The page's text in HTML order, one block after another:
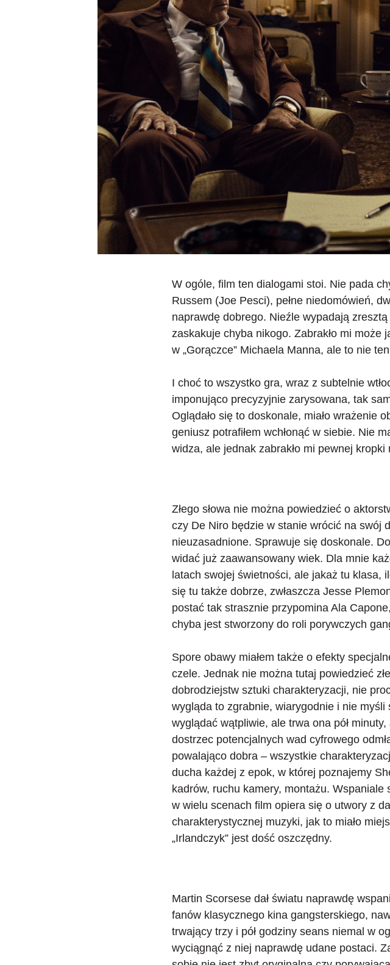
W ogóle, film ten dialogami stoi. Nie pada
Russem (Joe Pesci), pełne niedomówień,
naprawdę dobrego. Nieźle wypadają
zaskakuje chyba nikogo. Zabrakło mi
w „Gorączce” Michaela Manna, ale to nie
I choć to wszystko gra, wraz z subtelnie
imponująco precyzyjnie zarysowana, tak
Oglądało się to doskonale, miało wrażenie
geniusz potrafiłem wchłonąć w siebie. Nie
widza, ale jednak zabrakło mi pewnej kropki
Złego słowa nie można powiedzieć o
czy De Niro będzie w stanie wrócić na swój
nieuzasadnione. Sprawuje się doskonale.
widać już zaawansowany wiek. Dla mnie
latach swojej świetności, ale jakaż tu klasa,
się tu także dobrze, zwłaszcza Jesse
postać tak strasznie przypomina Ala
chyba jest stworzony do roli porywczych
Spore obawy miałem także o efekty
czele. Jednak nie można tutaj powiedzieć
dobrodziejstw sztuki charakteryzacji, nie
wygląda to zgrabnie, wiarygodnie i nie
wyglądać wątpliwie, ale trwa ona pół
dostrzec potencjalnych wad cyfrowego
powalająco dobra – wszystkie
ducha każdej z epok, w której poznajemy
kadrów, ruchu kamery, montażu.
w wielu scenach film opiera się o utwory z
charakterystycznej muzyki, jak to miało
„Irlandczyk” jest dość oszczędny.
Martin Scorsese dał światu naprawdę
fanów klasycznego kina gangsterskiego,
trwający trzy i pół godziny seans niemal w
wyciągnąć z niej naprawdę udane postaci.